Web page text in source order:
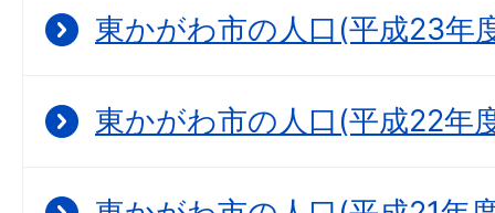
東かがわ市の人口(平成23年
東かがわ市の人口(平成22年